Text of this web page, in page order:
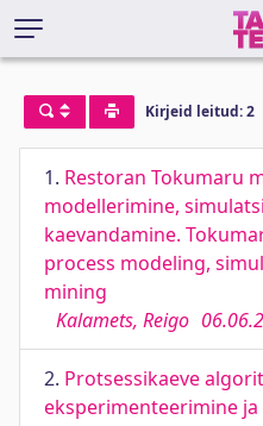
Kirjeid leitud: 2
1. Restoran Tokumaru
modellerimine,
kaevandamine.
process modeling,
mining
Kalamets, Reigo
2. Protsessikaeve
eksperimenteerimine